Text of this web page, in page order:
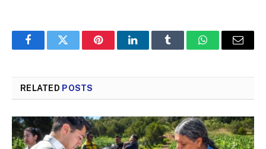
FacebookTwitter PinterestLinkedInTumblr WhatsAppEmail
RELATED POSTS